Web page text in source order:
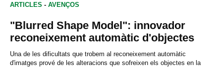
ARTICLES - AVENÇOS
"Blurred Shape Model": innovador
reconeixement automàtic d'objectes
Una de les dificultats que trobem al reconeixement automàtic
d'imatges prové de les alteracions que sofreixen els objectes en la